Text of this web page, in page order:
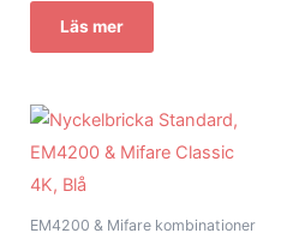
Läs mer
EM4200 & Mifare kombinationer